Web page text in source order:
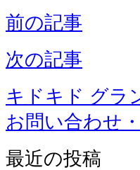
前の記事
次の記事
キドキド グラ
お問い合わせ
最近の投稿